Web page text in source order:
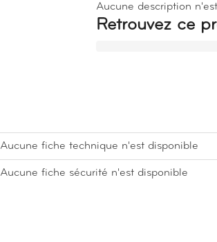
Aucune description
Retrouvez ce
Aucune fiche technique n'est disponible
Aucune fiche sécurité n'est disponible